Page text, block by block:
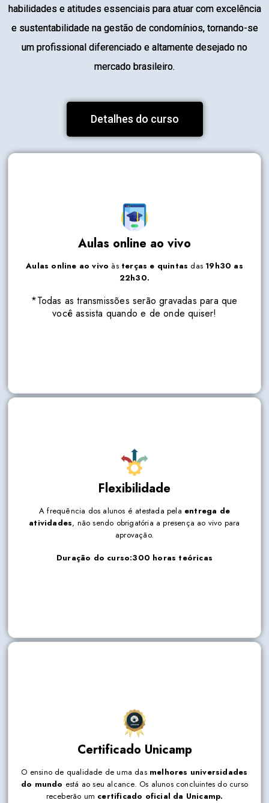
habilidades e atitudes essenciais para atuar com excelência
e sustentabilidade na gestão de condomínios, tornando-se
um profissional diferenciado e altamente desejado no
mercado brasileiro.
Detalhes do curso
Aulas online ao vivo
Aulas online ao vivo às terças e quintas das 19h30 as
22h30.
*Todas as transmissões serão gravadas para que
você assista quando e de onde quiser!
terças e quintas
22h30.
*Todas as transmissões serão gravadas para
que você assista quando e de onde quiser!
Flexibilidade
A frequência dos alunos é atestada pela entrega de
atividades, não sendo obrigatória a presença ao vivo para
aprovação.
Duração do curso:300 horas teóricas
atividades
, não sendo obrigatória a presença ao vivo para
aprovação.
Duração do curso:300 horas teóricas
Certificado Unicamp
O ensino de qualidade de uma das melhores universidades
do mundo está ao seu alcance. Os alunos concluintes do curso
receberão um certificado oficial da Unicamp.
O ensino de qualidade de uma das
universidades do mundoestá ao seu alcance. Os alunos
concluintes do curso receberão um
certificado oficial da
Unicamp.